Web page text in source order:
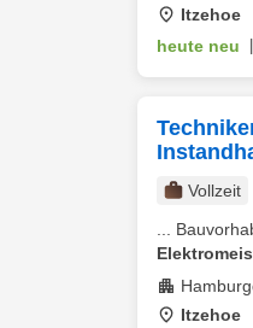
Itzehoe
heute neu
Vollzeit
...
Itzehoe